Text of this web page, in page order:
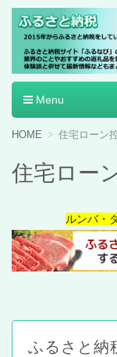
ふるさ
Menu
コ
テ
ン
動
HOME 住宅ローン
住宅ロー
ルンバ・
ふるさと納